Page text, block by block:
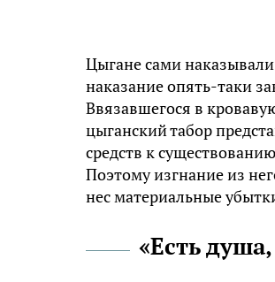
Цыгане сами
наказание опять-таки
Ввязавшегося в
цыганский табор
средств к
Поэтому изгнание из
нес материальные
«Есть